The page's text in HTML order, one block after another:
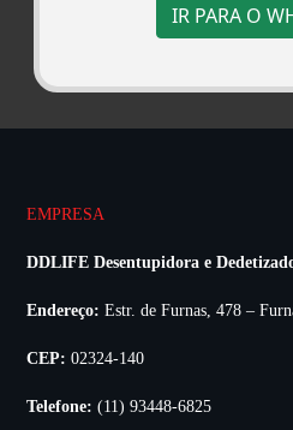
IR PARA O
EMPRESA
DDLIFE Desentupidora e
Endereço: Estr. de Furnas, 478 –
CEP: 02324-140
Telefone: (11) 93448-6825